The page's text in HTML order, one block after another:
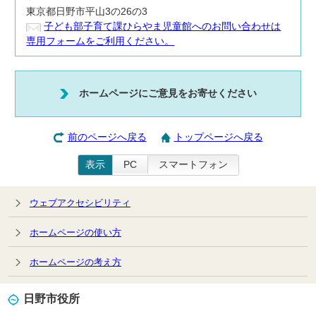
東京都日野市平山3の26の3
子ども部子育て課ひらやま児童館へのお問い合わせは
専用フォームをご利用ください。
ホームページにご意見をお寄せください
前のページへ戻る トップページへ戻る
表示 PC スマートフォン
ウェブアクセシビリティ
ホームページの使い方
ホームページの考え方
日野市役所